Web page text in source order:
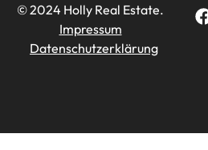
© 2024 Holly Real Estate.
Impressum
Datenschutzerklärung